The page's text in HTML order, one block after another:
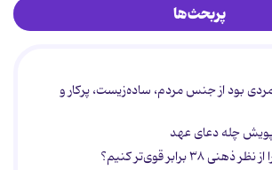
پربحث‌ها
بود از جنس مردم، ساده‌زیست، پرکار و
چله دعای عهد
۳۸ برابر قوی‌تر کنیم؟